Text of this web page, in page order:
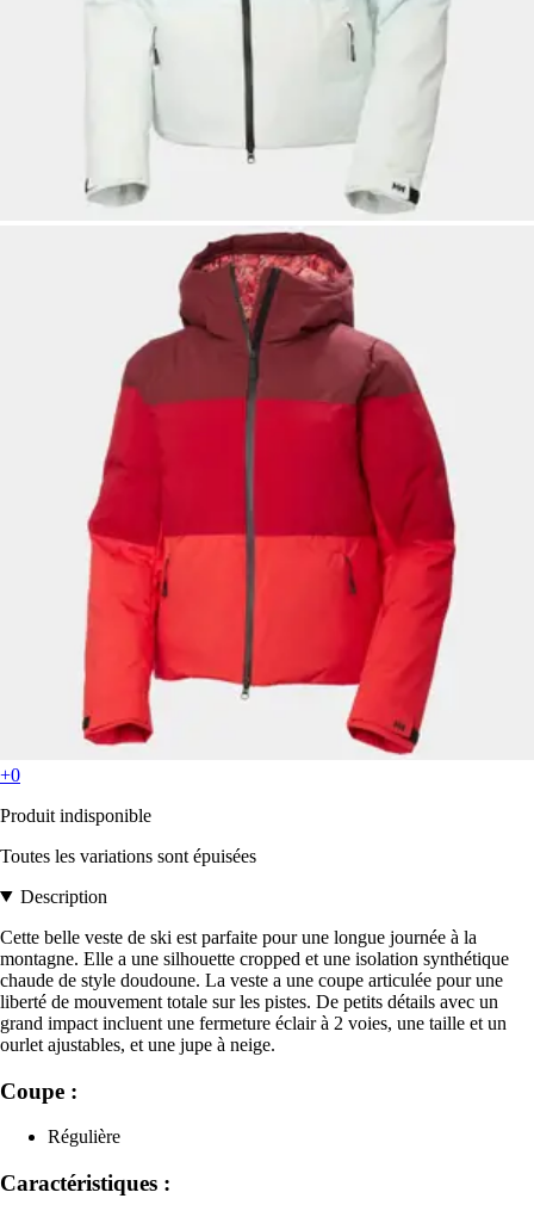
+0
Produit indisponible
Toutes les variations sont épuisées
Description
Cette belle veste de ski est parfaite pour une longue journée à la
montagne. Elle a une silhouette cropped et une isolation synthétique
chaude de style doudoune. La veste a une coupe articulée pour une
liberté de mouvement totale sur les pistes. De petits détails avec un
grand impact incluent une fermeture éclair à 2 voies, une taille et un
ourlet ajustables, et une jupe à neige.
Coupe :
Régulière
Caractéristiques :